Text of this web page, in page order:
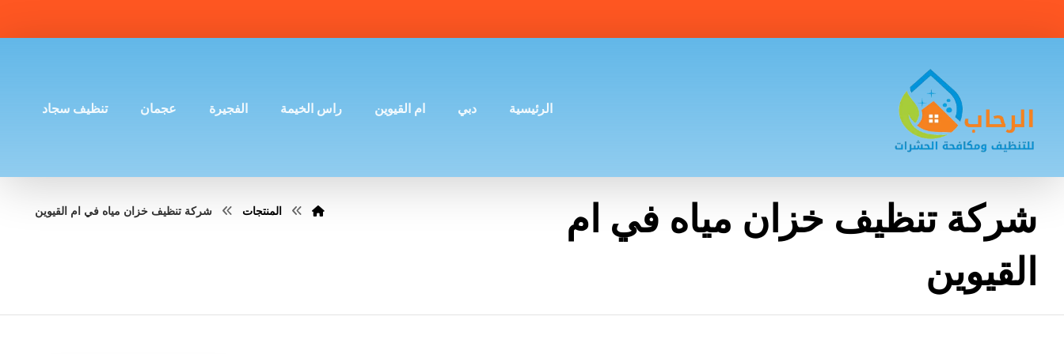
الرئيسية دبي ام القيوين راس الخيمة الفجيرة عجمان تنظيف سجاد
شركة تنظيف خزان مياه في ام
القيوين
المنتجات شركة تنظيف خزان مياه في ام القيوين